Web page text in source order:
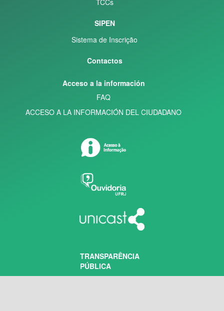
SIPEN
Sistema de Inscrição
Contactos
Acceso a la información
FAQ
ACCESO A LA INFORMACIÓN DEL CIUDADANO
TRANSPARÊNCIA
PÚBLICA